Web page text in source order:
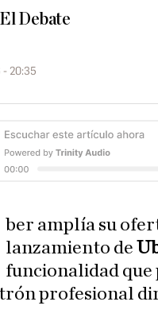
El Debate
- 20:35
ber amplía su
lanzamiento de
funcionalidad
profesional